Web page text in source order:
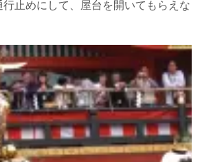
止めにして、屋台を開いてもらえな